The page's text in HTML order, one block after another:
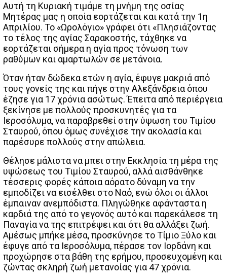
Αυτή τη Κυριακή τιμάμε τη μνήμη της οσίας
Μητέρας μας η οποία εορτάζεται και κατά την 1η
Απριλίου. Το «Ωρολόγιο» γράφει ότι «Πλησιάζοντας
το τέλος της αγίας Σαρακοστής, τάχθηκε να
εορτάζεται σήμερα η αγία προς τόνωση των
ραθύμων και αμαρτωλών σε μετάνοια.
Όταν ήταν δώδεκα ετών η αγία, έφυγε μακριά από
τους γονείς της και πήγε στην Αλεξάνδρεια όπου
έζησε για 17 χρόνια ασώτως. Έπειτα από περιέργεια
ξεκίνησε με πολλούς προσκυνητές για τα
Ιεροσόλυμα, να παραβρεθεί στην ύψωση του Τιμίου
Σταυρού, όπου όμως συνέχισε την ακολασία και
παρέσυρε πολλούς στην απώλεια.
Θέλησε μάλιστα να μπει στην Εκκλησία τη μέρα της
υψώσεως του Τιμίου Σταυρού, αλλά αισθάνθηκε
τέσσερις φορές κάποια αόρατο δύναμη να την
εμποδίζει να εισέλθει στο Ναό, ενώ όλοι οι άλλοι
έμπαιναν ανεμπόδιστα. Πληγώθηκε αφάνταστα η
καρδιά της από το γεγονός αυτό και παρεκάλεσε τη
Παναγία να της επιτρέψει και ότι θα αλλάξει ζωή.
Αμέσως μπήκε μέσα, προσκύνησε το Τίμιο Ξύλο και
έφυγε από τα Ιεροσόλυμα, πέρασε τον Ιορδάνη και
προχώρησε στα βάθη της ερήμου, προσευχομένη και
ζώντας σκληρή ζωή μετανοίας για 47 χρόνια.